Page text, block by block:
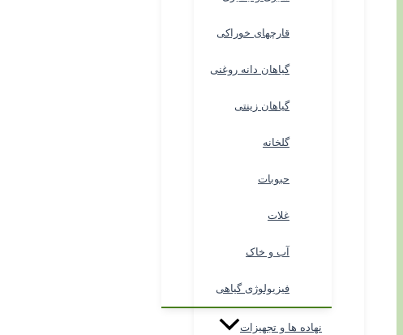
قارچهای خوراکی
گیاهان دانه روغنی
گیاهان زینتی
گلخانه
حبوبات
غلات
آب و خاک
فیزیولوژی گیاهی
نهاده ها و تجهیزات